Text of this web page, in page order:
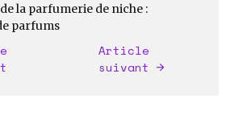
la parfumerie de niche :
parfums
Article
suivant